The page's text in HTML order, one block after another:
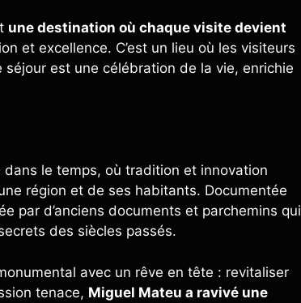
une destination où chaque visite devient
et excellence. C’est un lieu où les visiteurs
est une célébration de la vie, enrichie
dans le temps, où tradition et innovation
région et de ses habitants. Documentée
par d’anciens documents et parchemins qui
des siècles passés.
avec un rêve en tête : revitaliser
tenace, Miguel Mateu a ravivé une